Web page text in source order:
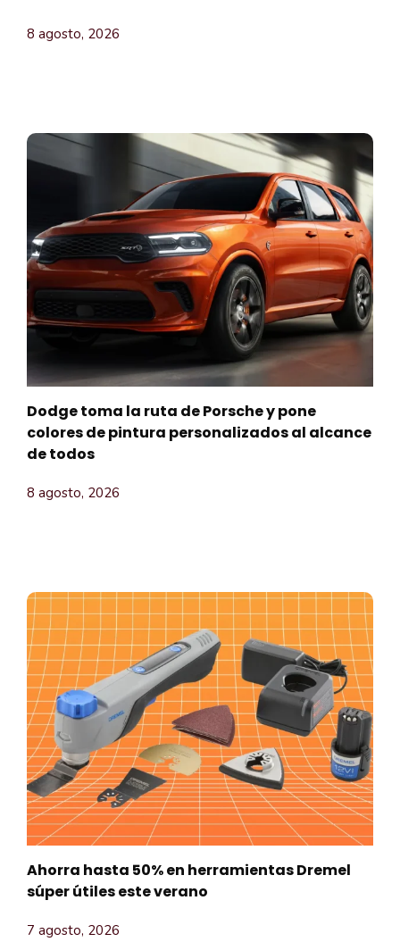
8 agosto, 2026
Dodge toma la ruta de Porsche y pone
colores de pintura personalizados al alcance
de todos
8 agosto, 2026
Ahorra hasta 50% en herramientas Dremel
súper útiles este verano
7 agosto, 2026